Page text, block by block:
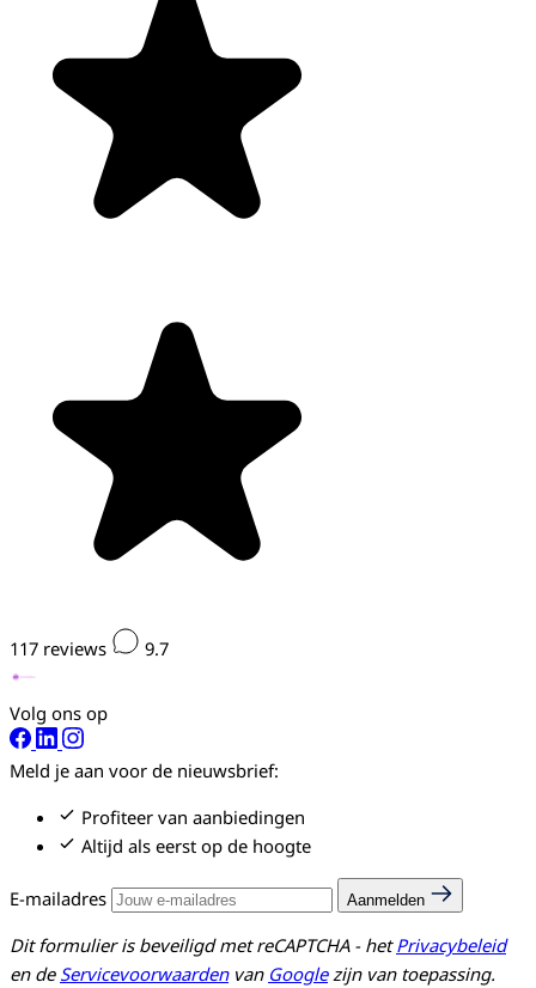
117 reviews 9.7
Volg ons op
Meld je aan voor de nieuwsbrief:
Profiteer van aanbiedingen
Altijd als eerst op de hoogte
E-mailadres Aanmelden
Dit formulier is beveiligd met reCAPTCHA - hetPrivacybeleid
en de Servicevoorwaardenvan Googlezijn van toepassing.